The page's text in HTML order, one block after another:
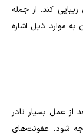
کند. از جمله
موارد ذیل اشاره
از عمل بسیار نادر
شود. عفونت‌های